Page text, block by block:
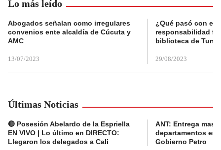
Lo más leído
Abogados señalan como irregulares
convenios ente alcaldía de Cúcuta y
AMC
13/07/2023
¿Qué pasó con el
responsabilidad
biblioteca de
29/08/2023
Últimas Noticias
🔴 Posesión Abelardo de la Espriella
EN VIVO | Lo último en DIRECTO:
Llegaron los delegados a Cali
ANT: Entrega
departamentos en
Gobierno Petro